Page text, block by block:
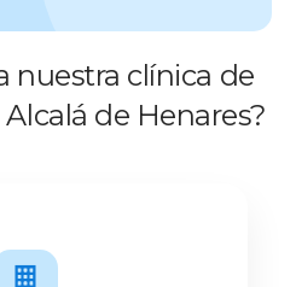
sanitario NRS
nuestra clínica de
de Henares?